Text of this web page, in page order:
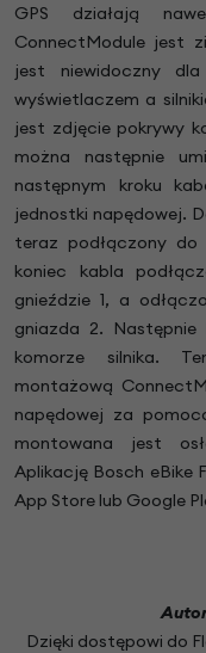
GPS działają
ConnectModule jest
jest niewidoczny
wyświetlaczem a
jest zdjęcie pokrywy
można następnie
następnym kroku
jednostki napędowej.
teraz podłączony do
koniec kabla
gnieździe 1, a
gniazda 2. Następnie
komorze silnika.
montażową
napędowej za
montowana jest
Aplikację Bosch eBike
App Store lub Google
Dzięki dostępowi do